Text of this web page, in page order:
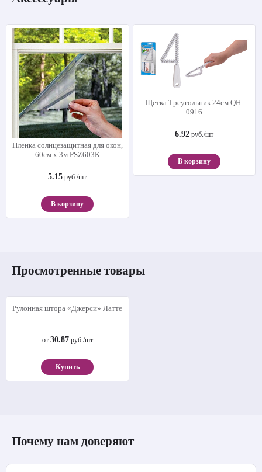
Пленка солнцезащитная для окон,
60см х 3м PSZ603K
5.15 руб./шт
В корзину
Щетка Треугольник 24см QH-
0916
6.92руб./шт
В корзину
Просмотренные товары
Рулонная штора «Джерси» Латте
от 30.87руб./шт
Купить
Почему нам доверяют